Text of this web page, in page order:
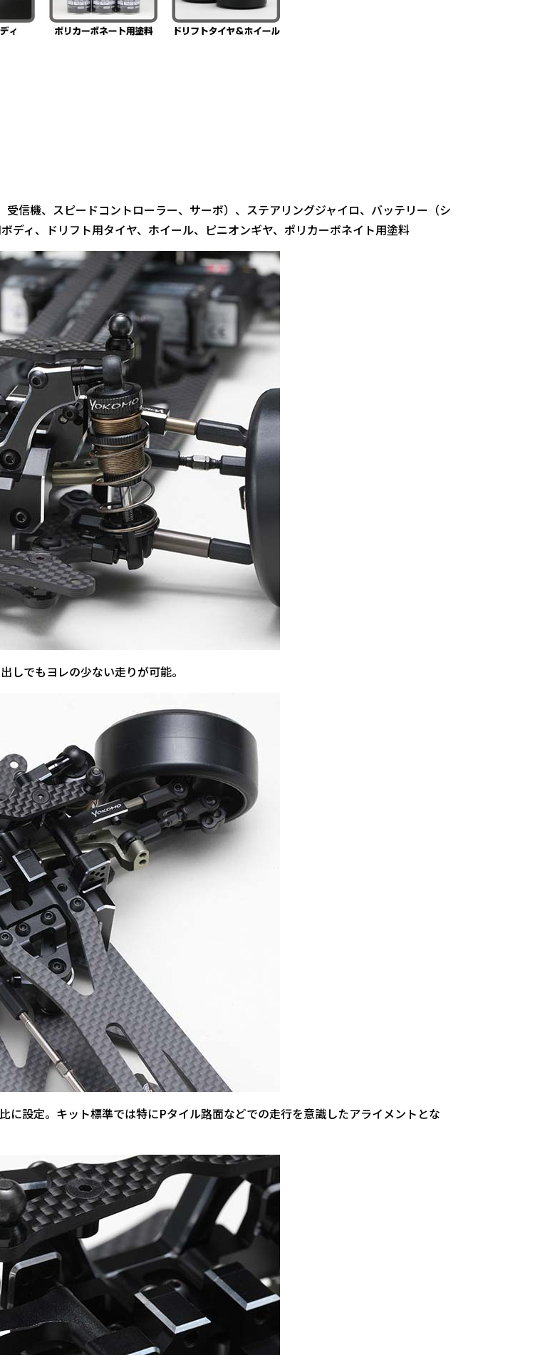
信機、スピードコントローラー、サーボ）、ステアリングジャイロ、バッテリー（シ
ディ、ドリフト用タイヤ、ホイール、ピニオンギヤ、ポリカーボネイト用塗料
でもヨレの少ない走りが可能。
に設定。キット標準では特にPタイル路面などでの走行を意識したアライメントとな